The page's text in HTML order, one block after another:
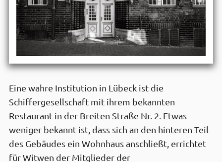
Eine wahre Institution in Lübeck ist die
Schiffergesellschaft mit ihrem bekannten
Restaurant in der Breiten Straße Nr. 2. Etwas
weniger bekannt ist, dass sich an den hinteren Teil
des Gebäudes ein Wohnhaus anschließt, errichtet
für Witwen der Mitglieder der